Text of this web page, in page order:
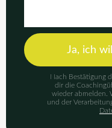
Ja, ich
Nach Bestätigung
dir die
wieder abmelden.
und der